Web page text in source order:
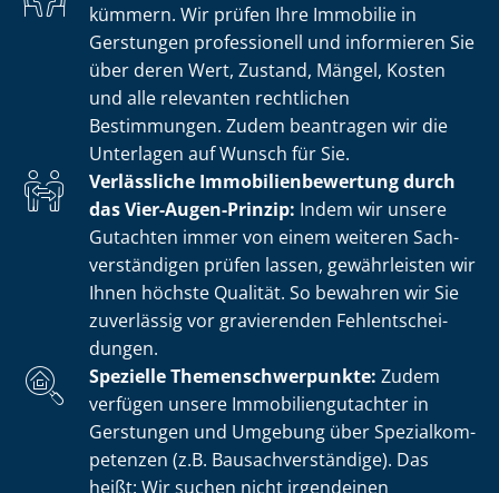
kümmern. Wir prüfen Ihre Immobilie in
Gerstungen professionell und informieren Sie
über deren Wert, Zustand, Mängel, Kosten
und alle relevanten rechtlichen
Bestimmungen. Zudem beantragen wir die
Unterlagen auf Wunsch für Sie.
Verlässliche Im­mo­bi­li­en­be­wer­tung durch
das Vier-Augen-Prinzip: Indem wir unsere
Gutachten immer von einem weiteren Sach­
ver­stän­di­gen prüfen lassen, gewährleisten wir
Ihnen höchste Qualität. So bewahren wir Sie
zuverlässig vor gravierenden Fehl­ent­schei­
dun­gen.
Spezielle The­men­schwer­punk­te: Zudem
verfügen unsere Im­mo­bi­li­en­gut­ach­ter in
Gerstungen und Umgebung über Spe­zi­al­kom­
pe­ten­zen (z.B. Bau­sach­ver­stän­di­ge). Das
heißt: Wir suchen nicht irgendeinen